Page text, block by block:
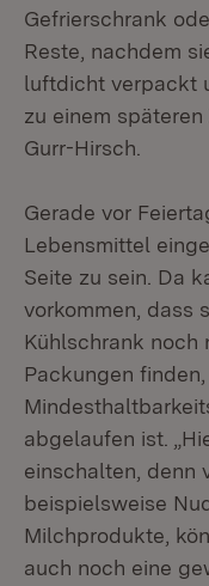
Gefrierschrank
Reste, nachdem
luftdicht verpackt
zu einem
Gurr-Hirsch.
Gerade vor
Lebensmittel
Seite zu sein. Da
vorkommen, dass
Kühlschrank noch
Packungen
abgelaufen ist.
einschalten, denn
beispielsweise
Milchprodukte,
auch noch eine